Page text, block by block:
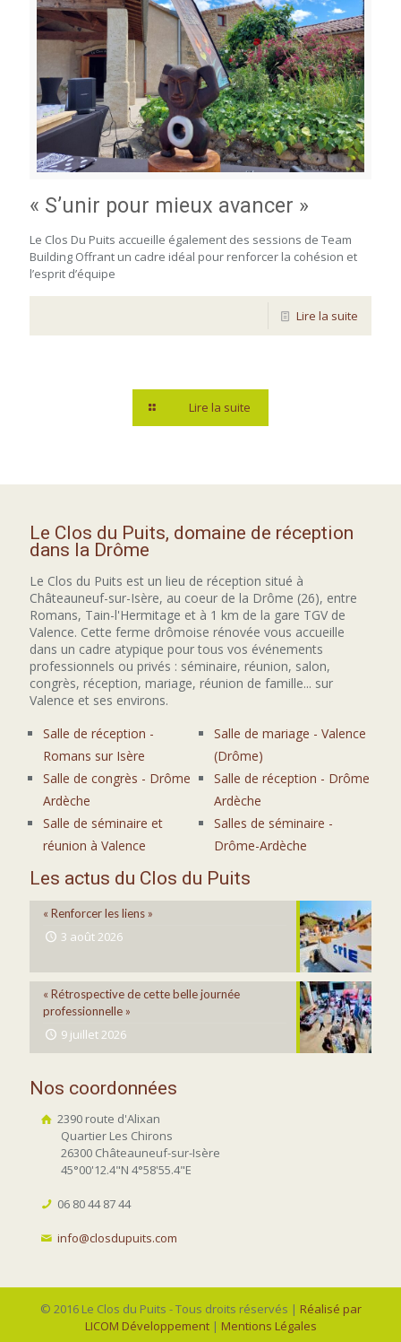
« S’unir pour mieux avancer »
Le Clos Du Puits accueille également des sessions de Team
Building Offrant un cadre idéal pour renforcer la cohésion et
l’esprit d’équipe
Lire la suite
Lire la suite
Le Clos du Puits, domaine de réception
dans la Drôme
Le Clos du Puits est un lieu de réception situé à
Châteauneuf-sur-Isère, au coeur de la Drôme (26), entre
Romans, Tain-l'Hermitage et à 1 km de la gare TGV de
Valence. Cette ferme drômoise rénovée vous accueille
dans un cadre atypique pour tous vos événements
professionnels ou privés : séminaire, réunion, salon,
congrès, réception, mariage, réunion de famille... sur
Valence et ses environs.
Salle de réception -
Romans sur Isère
Salle de congrès - Drôme
Ardèche
Salle de séminaire et
réunion à Valence
Salle de mariage - Valence
(Drôme)
Salle de réception - Drôme
Ardèche
Salles de séminaire -
Drôme-Ardèche
Les actus du Clos du Puits
« Renforcer les liens »
3 août 2026
« Rétrospective de cette belle journée
professionnelle »
9 juillet 2026
Nos coordonnées
2390 route d'Alixan
Quartier Les Chirons
26300 Châteauneuf-sur-Isère
45°00'12.4"N 4°58'55.4"E
06 80 44 87 44
info@closdupuits.com
© 2016 Le Clos du Puits - Tous droits réservés | Réalisé par
LICOM Développement| Mentions Légales